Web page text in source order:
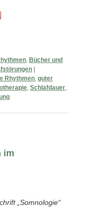
,Bücher und
|
Rhythmen ,guter
,Schlafdauer
im
„Somnologie“